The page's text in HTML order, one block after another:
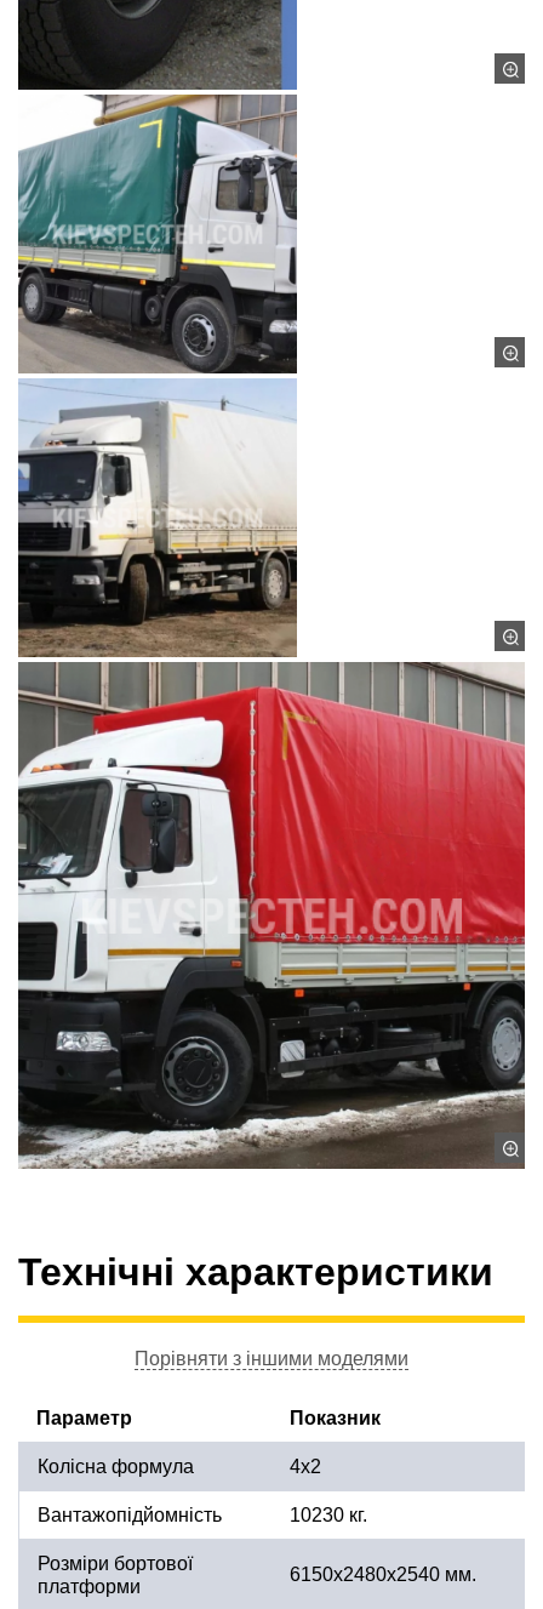
Технічні характеристики
Порівняти з іншими моделями
Параметр Показник
Колісна формула 4x2
Вантажопідйомність 10230 кг.
Розміри бортової
платформи
6150х2480х2540 мм.